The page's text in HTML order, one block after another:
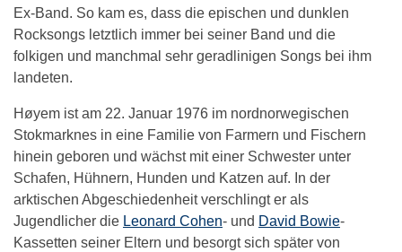
Ex-Band. So kam es, dass die epischen und dunklen
Rocksongs letztlich immer bei seiner Band und die
folkigen und manchmal sehr geradlinigen Songs bei ihm
landeten.
Høyem ist am 22. Januar 1976 im nordnorwegischen
Stokmarknes in eine Familie von Farmern und Fischern
hinein geboren und wächst mit einer Schwester unter
Schafen, Hühnern, Hunden und Katzen auf. In der
arktischen Abgeschiedenheit verschlingt er als
Jugendlicher die Leonard Cohen- und David Bowie-
Kassetten seiner Eltern und besorgt sich später von